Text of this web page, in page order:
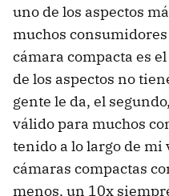
uno de los aspectos
muchos
cámara compacta es
de los aspectos no
gente le da, el
válido para muchos
tenido a lo largo de mi
cámaras compactas
menos, un 10x